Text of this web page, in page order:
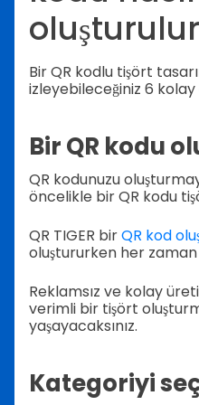
Bir QR kodlu tişört
izleyebileceğiniz 6 kolay
Bir QR kodu
QR kodunuzu
öncelikle bir QR kodu
QR TIGER birQR kod
oluştururken her
Reklamsız ve kolay
verimli bir tişört
yaşayacaksınız.
Kategoriyi